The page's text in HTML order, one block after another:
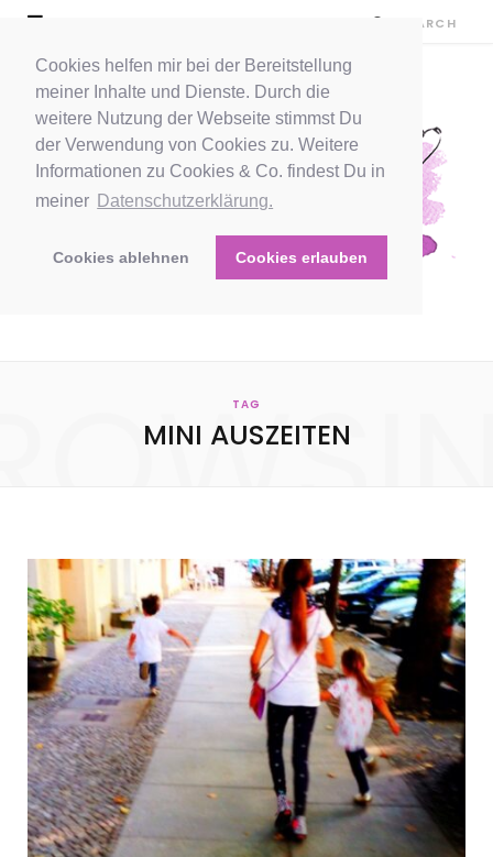
Cookies helfen mir bei der Bereitstellung
meiner Inhalte und Dienste. Durch die
weitere Nutzung der Webseite stimmst Du
der Verwendung von Cookies zu. Weitere
Informationen zu Cookies & Co. findest Du in
meiner Datenschutzerklärung.
Cookies ablehnen Cookies erlauben
TAG
MINI AUSZEITEN